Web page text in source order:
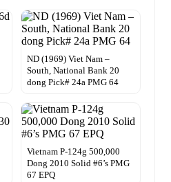
ND (1969) Viet Nam –
South, National Bank 20
dong Pick# 24a PMG 64
Vietnam P-124g 500,000
Dong 2010 Solid #6’s PMG
67 EPQ